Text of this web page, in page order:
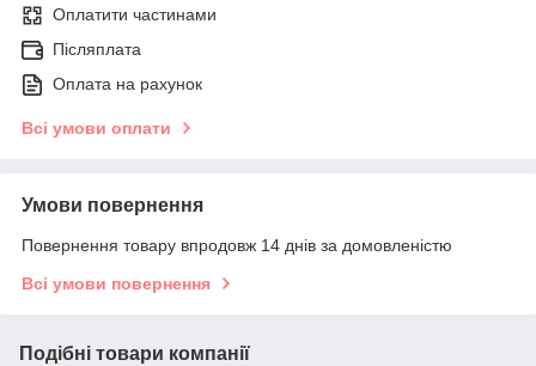
Оплатити частинами
Післяплата
Оплата на рахунок
Всі умови оплати
Умови повернення
Повернення товару впродовж 14 днів за домовленістю
Всі умови повернення
Подібні товари компанії